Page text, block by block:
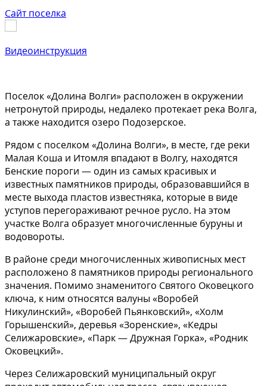
Сайт поселка
Видеоинструкция
Поселок «Долина Волги» расположен в окружении
нетронутой природы, недалеко протекает река Волга,
а также находится озеро Подозерское.
Рядом с поселком «Долина Волги», в месте, где реки
Малая Коша и Итомля впадают в Волгу, находятся
Бенские пороги — один из самых красивых и
известных памятников природы, образовавшийся в
месте выхода пластов известняка, которые в виде
уступов перегораживают речное русло. На этом
участке Волга образует многочисленные буруны и
водовороты.
В районе среди многочисленных живописных мест
расположено 8 памятников природы регионального
значения. Помимо знаменитого Святого Оковецкого
ключа, к ним относятся валуны «Воробей
Никулинский», «Воробей Пьянковский», «Холм
Горышенский», деревья «Зоренские», «Кедры
Селижаровские», «Парк — Дружная Горка», «Родник
Оковецкий».
Через Селижаровский муниципальный округ